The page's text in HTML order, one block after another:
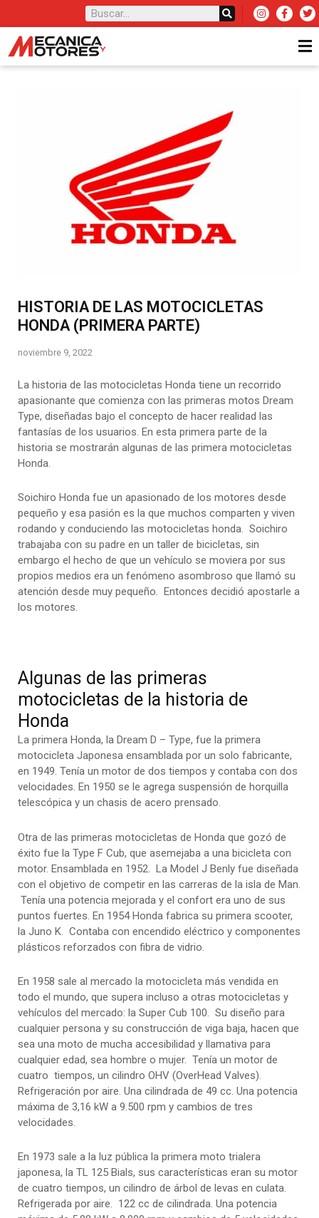
HISTORIA DE LAS MOTOCICLETAS
HONDA (PRIMERA PARTE)
noviembre 9, 2022
La historia de las motocicletas Honda tiene un recorrido
apasionante que comienza con las primeras motos Dream
Type, diseñadas bajo el concepto de hacer realidad las
fantasías de los usuarios. En esta primera parte de la
historia se mostrarán algunas de las primera motocicletas
Honda.
Soichiro Honda fue un apasionado de los motores desde
pequeño y esa pasión es la que muchos comparten y viven
rodando y conduciendo las motocicletas honda. Soichiro
trabajaba con su padre en un taller de bicicletas, sin
embargo el hecho de que un vehículo se moviera por sus
propios medios era un fenómeno asombroso que llamó su
atención desde muy pequeño. Entonces decidió apostarle a
los motores.
Algunas de las primeras
motocicletas de la historia de
Honda
La primera Honda, la Dream D – Type, fue la primera
motocicleta Japonesa ensamblada por un solo fabricante,
en 1949. Tenía un motor de dos tiempos y contaba con dos
velocidades. En 1950 se le agrega suspensión de horquilla
telescópica y un chasis de acero prensado.
Otra de las primeras motocicletas de Honda que gozó de
éxito fue la Type F Cub, que asemejaba a una bicicleta con
motor. Ensamblada en 1952. La Model J Benly fue diseñada
con el objetivo de competir en las carreras de la isla de Man.
Tenía una potencia mejorada y el confort era uno de sus
puntos fuertes. En 1954 Honda fabrica su primera scooter,
la Juno K. Contaba con encendido eléctrico y componentes
plásticos reforzados con fibra de vidrio.
En 1958 sale al mercado la motocicleta más vendida en
todo el mundo, que supera incluso a otras motocicletas y
vehículos del mercado: la Super Cub 100. Su diseño para
cualquier persona y su construcción de viga baja, hacen que
sea una moto de mucha accesibilidad y llamativa para
cualquier edad, sea hombre o mujer. Tenía un motor de
cuatro tiempos, un cilindro OHV (OverHead Valves).
Refrigeración por aire. Una cilindrada de 49 cc. Una potencia
máxima de 3,16 kW a 9.500 rpm y cambios de tres
velocidades.
En 1973 sale a la luz pública la primera moto trialera
japonesa, la TL 125 Bials, sus características eran su motor
de cuatro tiempos, un cilindro de árbol de levas en culata.
Refrigerada por aire. 122 cc de cilindrada. Una potencia